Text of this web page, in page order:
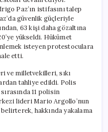
için
Paz’ın istifasını talep
güvenlik güçleriyle
63 kişi daha gözaltına
yükseldi. Hükümet
isteyen protestoculara
etti.
ve milletvekilleri, sıkı
tahliye edildi. Polis
11 polisin
lideri Mario Argollo’nun
hakkında yakalama